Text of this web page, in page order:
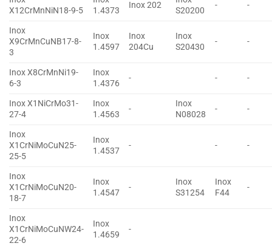
X12CrMnNiN18-9-5
1.4373
Inox 202
S20200
- -
Inox
X9CrMnCuNB17-8-
3
Inox
1.4597
Inox
204Cu
Inox
S20430
- -
Inox X8CrMnNi19-
6-3
Inox
1.4376
- - -
Inox X1NiCrMo31-
27-4
Inox
1.4563
-
Inox
N08028
- -
Inox
X1CrNiMoCuN25-
25-5
Inox
1.4537
- - -
Inox
X1CrNiMoCuN20-
18-7
Inox
1.4547
-
Inox
S31254
Inox
F44
-
Inox
X1CrNiMoCuNW24-
22-6
Inox
1.4659
-